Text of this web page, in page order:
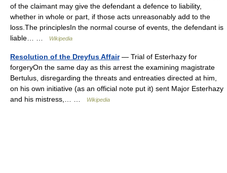
of the claimant may give the defendant a defence to liability,
whether in whole or part, if those acts unreasonably add to the
loss.The principlesIn the normal course of events, the defendant is
liable… …
Wikipedia
Resolution of the Dreyfus Affair— Trial of Esterhazy for
forgeryOn the same day as this arrest the examining magistrate
Bertulus, disregarding the threats and entreaties directed at him,
on his own initiative (as an official note put it) sent Major Esterhazy
and his mistress,… …
Wikipedia